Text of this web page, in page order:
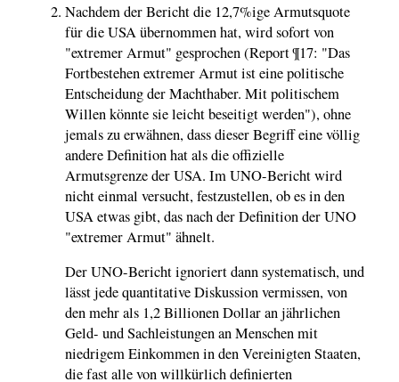
Nachdem der Bericht die 12,7%ige Armutsquote
für die USA übernommen hat, wird sofort von
"extremer Armut" gesprochen (Report ¶17: "Das
Fortbestehen extremer Armut ist eine politische
Entscheidung der Machthaber. Mit politischem
Willen könnte sie leicht beseitigt werden"), ohne
jemals zu erwähnen, dass dieser Begriff eine völlig
andere Definition hat als die offizielle
Armutsgrenze der USA. Im UNO-Bericht wird
nicht einmal versucht, festzustellen, ob es in den
USA etwas gibt, das nach der Definition der UNO
"extremer Armut" ähnelt.
Der UNO-Bericht ignoriert dann systematisch, und
lässt jede quantitative Diskussion vermissen, von
den mehr als 1,2 Billionen Dollar an jährlichen
Geld- und Sachleistungen an Menschen mit
niedrigem Einkommen in den Vereinigten Staaten,
die fast alle von willkürlich definierten